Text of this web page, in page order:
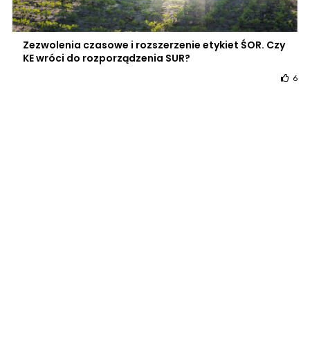
Zezwolenia czasowe i rozszerzenie etykiet ŚOR. Czy
KE wróci do rozporządzenia SUR?
6